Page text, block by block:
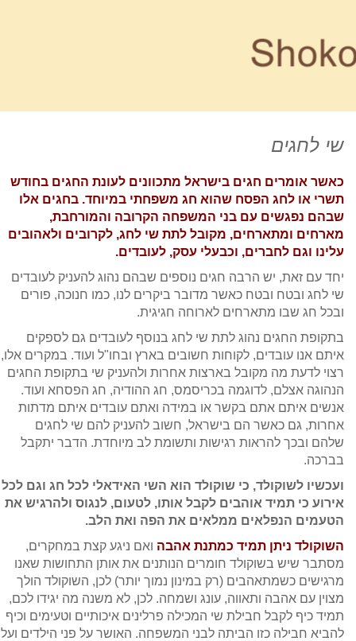
שי לחגים
כאשר אומרים חגים בישראל מתכוונים לעונת החגים בחודש
תשרי או לחג הפסח שהוא חג משפחתי במיוחד. בחגים אלו
שבהם נפגשים עם בני המשפחה הקרובה והמורחבת,
מארחים ומתארחים, מקובל לתת שי לחג, לקרובים ולאהובים
עלינו וגם לחברים, וכבעלי עסק, לעובדים.
יחד עם זאת, יש הרבה חגים נוספים שבהם נהוג להעניק לעובדים
שי לחג ובטח ובטח כאשר מדובר ביקרים לנו, כמו חנוכה, פורים
ובכל חג שבו מתארחים לארוחה חגיגית.
בתקופת החגים נהוג לתת שי לחג בנוסף לעובדים גם לספקים
איתם אנו עובדים, לקוחות חשובים בארץ ובחו"ל ועוד. במקרים אלו,
רצוי לדעת מה מקובל בארצות אחרות ולהעניק שי בתקופת החגים
הנהוגה אצלם, לדוגמה בכריסמס, חג ההודיה, חג הפסחא ועוד.
אנשים איתם אתם בקשר או במידה ואתם עובדים איתם מדתות
אחרות, גם כאשר הם בישראל, חשוב להעניק להם שי לחגים
שלהם ובכך להראות רגישות ותשומת לב מיוחדת. הדבר יתקבל
בברכה.
ועכשיו לשוקולד, כי שוקולד הוא השי האידאלי לכל חג וגם לכל
אירוע כי תמיד אוהבים לקבל אותו, לטעום, לנגוס ולהרגיש את
הטעמים הנפלאים ממלאים את הפה ואת הלב.
השוקולד ניתן תמיד כמתנת אהבה ואם ניגע קצת במחקרים,
מסתבר שיש בשוקולד חומרים הנותנים את אותן התחושות שאנו
מרגישים כשמתאהבים (רק במינון נמוך יותר) לכן, השוקולד הולך
מצוין עם אהבה ותאווה, עונג ושמחה. לכן, לא משנה מה יגידו לכם,
תמיד כיף לקבל חבילת שי המכילה פרלינים איכותיים וטעימים וכיף
להביא חבילה כזו הביתה לבני המשפחה. האושר על פני הילדים ועל